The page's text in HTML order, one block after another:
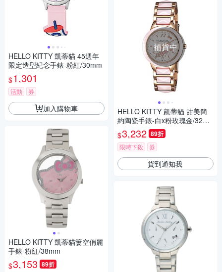
HELLO KITTY 凱蒂貓 45週年
限定造型紀念手錶-粉紅/30mm
$1,301
活動 券
加入購物車
HELLO KITTY 凱蒂貓簍空俏麗
手錶-粉紅/38mm
$3,153 89折
補貨中
HELLO KITTY 凱蒂貓 甜美簡
約陶瓷手錶-白x粉玫瑰金/32m
m
$3,232 89折
限時下殺 券
貨到通知我